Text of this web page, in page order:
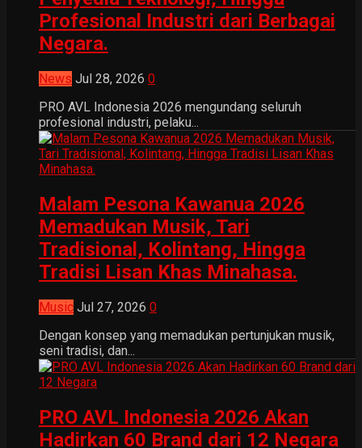
Profesional Industri dari Berbagai
Negara.
News Jul 28, 2026 0
PRO AVL Indonesia 2026 mengundang seluruh
profesional industri, pelaku...
Malam Pesona Kawanua 2026
Memadukan Musik, Tari
Tradisional, Kolintang, Hingga
Tradisi Lisan Khas Minahasa.
Music Jul 27, 2026 0
Dengan konsep yang memadukan pertunjukan musik,
seni tradisi, dan...
PRO AVL Indonesia 2026 Akan
Hadirkan 60 Brand dari 12 Negara